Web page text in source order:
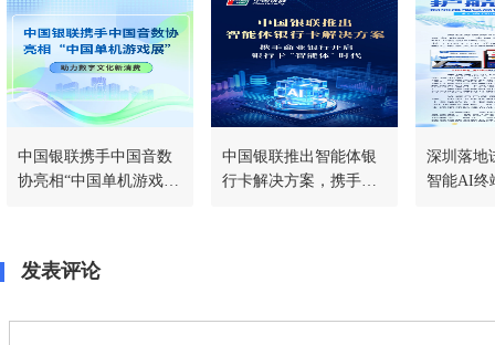
中国银联携手中国音数
协亮相“中国单机游戏
中国银联推出智能体银
行卡解决方案，携手商
深圳落地
智能AI终
发表评论